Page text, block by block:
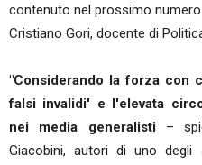
contenuto nel prossimo
Cristiano Gori, docente di
"Considerando la forza con
falsi invalidi' e l'elevata
nei media generalisti–
Giacobini, autori di uno